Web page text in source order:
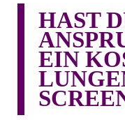
HAST
EIN